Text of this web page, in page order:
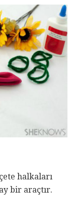
halkaları
bir araçtır.